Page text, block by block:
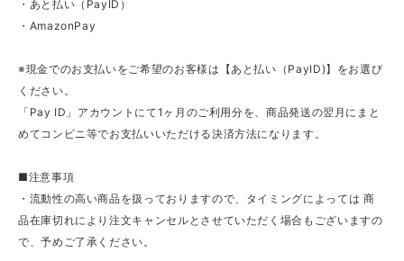
・あと払い（PayID）
・AmazonPay
※現金でのお支払いをご希望のお客様は【あと払い（PayID)】をお選び
ください。
「Pay ID」アカウントにて1ヶ月のご利用分を、商品発送の翌月にまと
めてコンビニ等でお支払いいただける決済方法になります。
■注意事項
・流動性の高い商品を扱っておりますので、タイミングによっては 商
品在庫切れにより注文キャンセルとさせていただく場合もございますの
で、予めご了承ください。